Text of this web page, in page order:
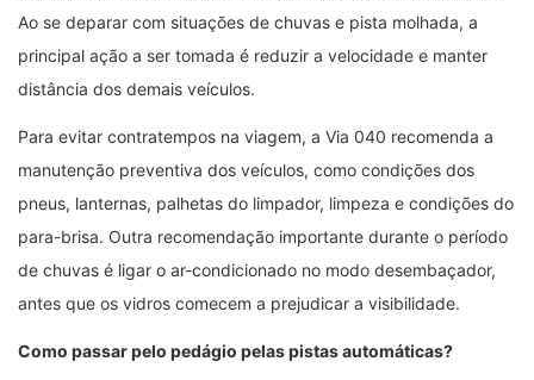
Ao se deparar com situações de chuvas e pista molhada, a
principal ação a ser tomada é reduzir a velocidade e manter
distância dos demais veículos.
Para evitar contratempos na viagem, a Via 040 recomenda a
manutenção preventiva dos veículos, como condições dos
pneus, lanternas, palhetas do limpador, limpeza e condições do
para-brisa. Outra recomendação importante durante o período
de chuvas é ligar o ar-condicionado no modo desembaçador,
antes que os vidros comecem a prejudicar a visibilidade.
Como passar pelo pedágio pelas pistas automáticas?